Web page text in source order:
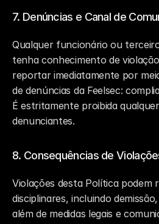
7. Denúncias e Canal de
Qualquer funcionário ou
tenha conhecimento de
reportar imediatamente por
de denúncias da Feelsec:
É estritamente proibida
denunciantes.
8. Consequências de
Violações desta Política podem
disciplinares, incluindo
além de medidas legais e